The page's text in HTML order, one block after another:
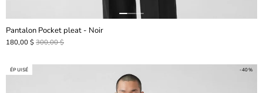
Pantalon Pocket pleat - Noir
180,00 $ 300,00 $
ÉPUISÉ -40%